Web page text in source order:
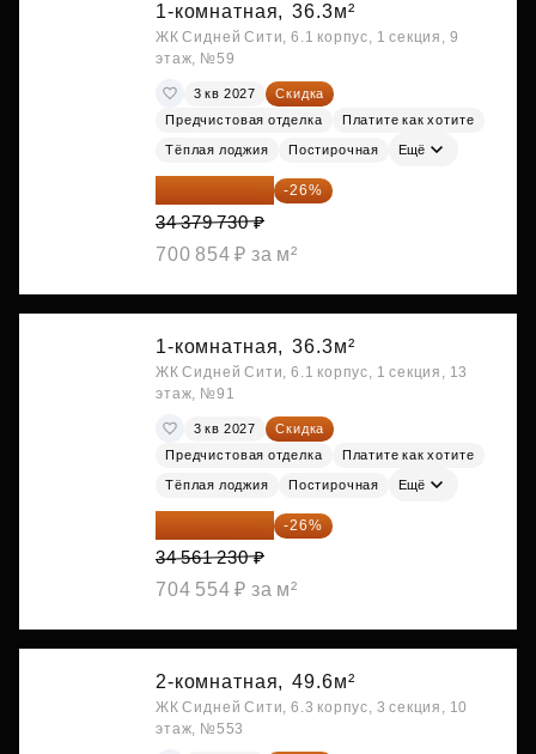
1-комнатная, 36.3м²
ЖК Сидней Сити, 6.1 корпус, 1 секция, 9
этаж, №59
3 кв 2027
Скидка
Предчистовая отделка
Платите как хотите
Тёплая лоджия Постирочная Ещё
25 441 000 ₽ -26%
34 379 730 ₽
700 854 ₽ за м²
1-комнатная, 36.3м²
ЖК Сидней Сити, 6.1 корпус, 1 секция, 13
этаж, №91
3 кв 2027
Скидка
Предчистовая отделка
Платите как хотите
Тёплая лоджия Постирочная Ещё
25 575 310 ₽ -26%
34 561 230 ₽
704 554 ₽ за м²
2-комнатная, 49.6м²
ЖК Сидней Сити, 6.3 корпус, 3 секция, 10
этаж, №553